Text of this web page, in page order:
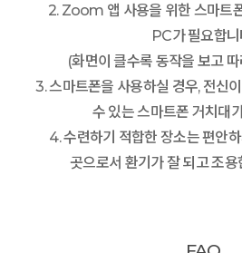
2. Zoom 앱 사용을 위한 스마트
PC가 필요합니
(화면이 클수록 동작을 보고
3. 스마트폰을 사용하실 경우, 전신
수 있는 스마트폰 거치대
4. 수련하기 적합한 장소는 편안
곳으로서 환기가 잘 되고 조용